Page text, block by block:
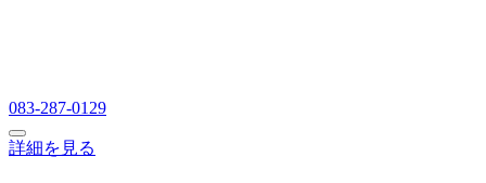
083-287-0129
詳細を見る